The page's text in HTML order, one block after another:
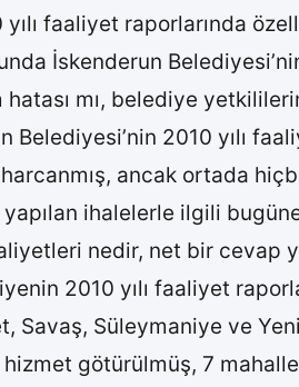
faaliyet raporlarında
İskenderun
mı, belediye
2010 yılı
ancak ortada
ihalelerle ilgili
nedir, net bir cevap
2010 yılı faaliyet
Savaş, Süleymaniye ve
götürülmüş, 7